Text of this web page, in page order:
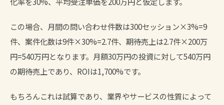
この場合、月間の問い合わせ件数は300セッション×3%=9
件、案件化数は9件×30%=2.7件、期待売上は2.7件×200万
円=540万円となります。月額30万円の投資に対して540万円
の期待売上であり、ROIは1,700%です。
もちろんこれは試算であり、業界やサービスの性質によって